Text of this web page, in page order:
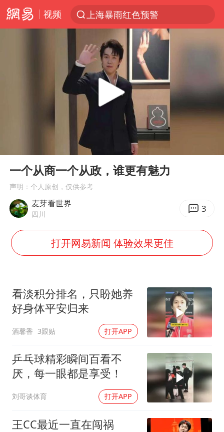
视频
上海暴雨红色预警
白海豚逼近浙闽沿海
白海豚5次眼壁置换
上海轨交全网络地面高架区段限速运行
王艺迪无缘横滨赛决赛
武契奇会见泽连斯基有何意图
台铃电动车仅骑一年就断电趴窝
方桃子代言广告视频已下架
上交绝杀清华 姚明笑出表情包
曝美下令调查弹药库存信息遭泄露事件
白海豚在海上打了个结
Play
一个从商一个从政，谁更有魅力
声明：个人原创，仅供参考
麦芽看世界
四川 3
打开网易新闻 体验效果更佳
看淡积分排名，只盼她养
好身体平安归来
酒馨香 3跟贴 打开APP
乒乓球精彩瞬间百看不
厌，每一眼都是享受！
刘哥谈体育 打开APP
王CC最近一直在闯祸